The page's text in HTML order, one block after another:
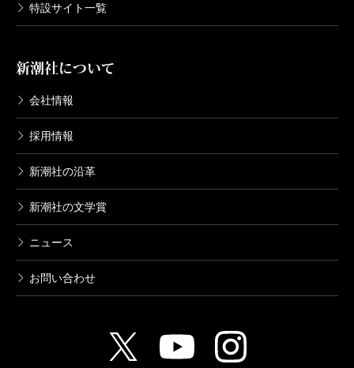
特設サイト一覧
新潮社について
会社情報
採用情報
新潮社の沿革
新潮社の文学賞
ニュース
お問い合わせ